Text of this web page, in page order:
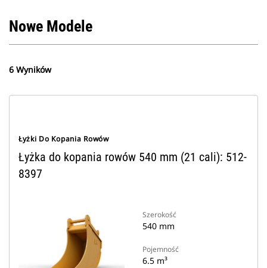
Nowe Modele
6 Wyników
Łyżki Do Kopania Rowów
Łyżka do kopania rowów 540 mm (21 cali): 512-
8397
Szerokość
540 mm
Pojemność
6.5 m³